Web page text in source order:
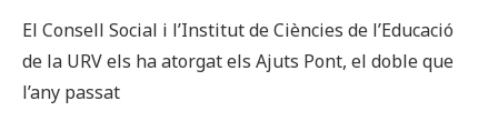
El Consell Social i l’Institut de Ciències de l’Educació
de la URV els ha atorgat els Ajuts Pont, el doble que
l’any passat